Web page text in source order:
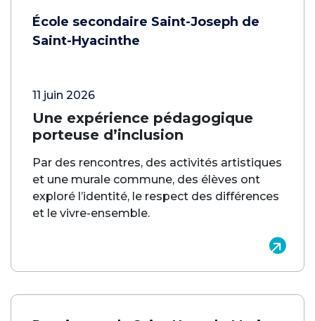
École secondaire Saint-Joseph de
Saint-Hyacinthe
11 juin 2026
Une expérience pédagogique
porteuse d’inclusion
Par des rencontres, des activités artistiques
et une murale commune, des élèves ont
exploré l’identité, le respect des différences
et le vivre-ensemble.